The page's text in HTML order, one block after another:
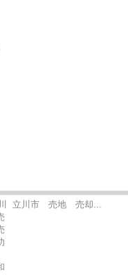
立川市 売地 売却...